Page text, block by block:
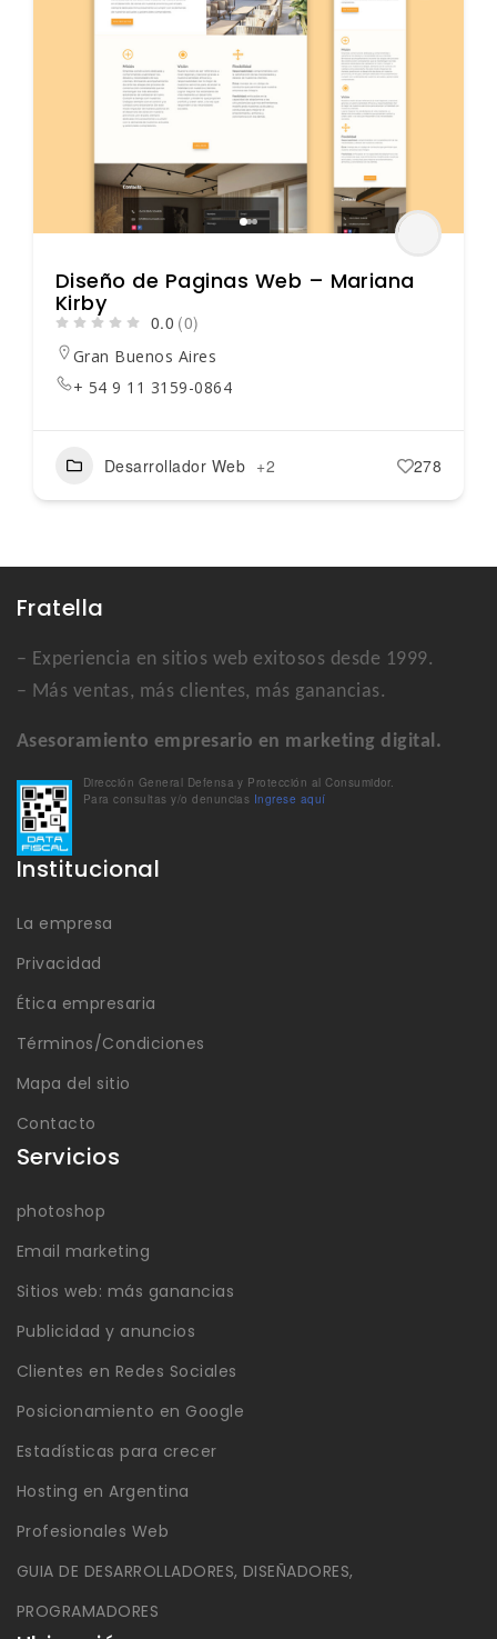
Diseño de Paginas Web – Mariana
Kirby
0.0 (0)
Gran Buenos Aires
+ 54 9 11 3159-0864
Desarrollador Web +2 278
Fratella
– Experiencia en sitios web exitosos desde 1999.
– Más ventas, más clientes, más ganancias.
Asesoramiento empresario en marketing digital.
Dirección General Defensa y Protección al Consumidor.
Para consultas y/o denuncias Ingrese aquí
Institucional
La empresa
Privacidad
Ética empresaria
Términos/Condiciones
Mapa del sitio
Contacto
Servicios
photoshop
Email marketing
Sitios web: más ganancias
Publicidad y anuncios
Clientes en Redes Sociales
Posicionamiento en Google
Estadísticas para crecer
Hosting en Argentina
Profesionales Web
GUIA DE DESARROLLADORES, DISEÑADORES,
PROGRAMADORES